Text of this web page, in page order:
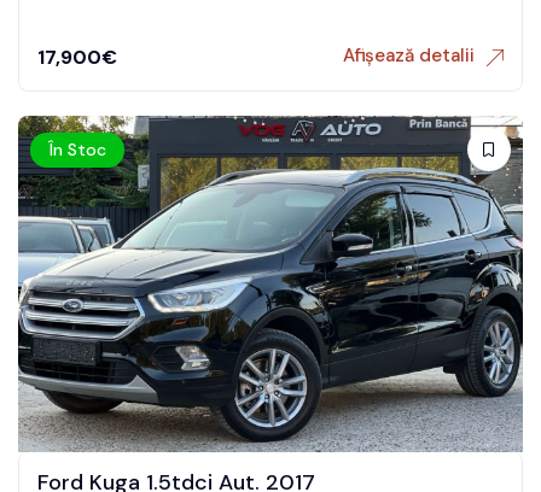
17,900€ Afișează detalii
În Stoc
Ford Kuga 1.5tdci Aut. 2017